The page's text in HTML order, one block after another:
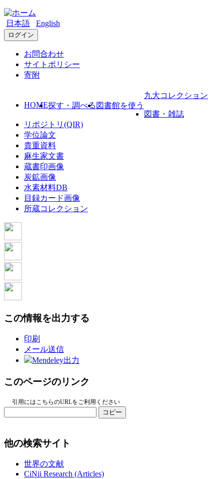
日本語 English
ログイン
お問合わせ
サイトポリシー
寄附
HOME探す・調べる 図書館を使う
九大コレクション
図書・雑誌
リポジトリ(QIR)
学位論文
貴重資料
麻生家文書
蔵書印画像
炭鉱画像
水素材料DB
目録カード画像
所蔵コレクション
この情報を出力する
印刷
メール送信
Mendeley出力
このページのリンク
引用にはこちらのURLをご利用ください
コピー
他の検索サイト
世界の文献
CiNii Research (Articles)